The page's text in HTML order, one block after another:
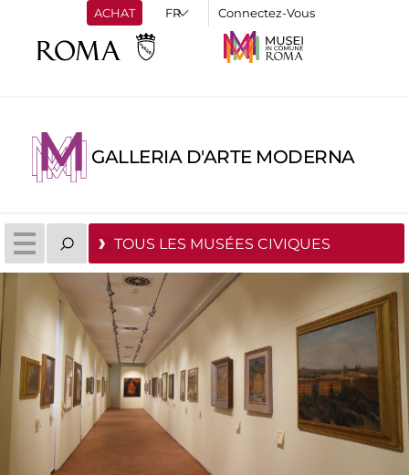
ACHAT Connectez-Vous
GALLERIA D'ARTE MODERNA
TOUS LES MUSÉES CIVIQUES